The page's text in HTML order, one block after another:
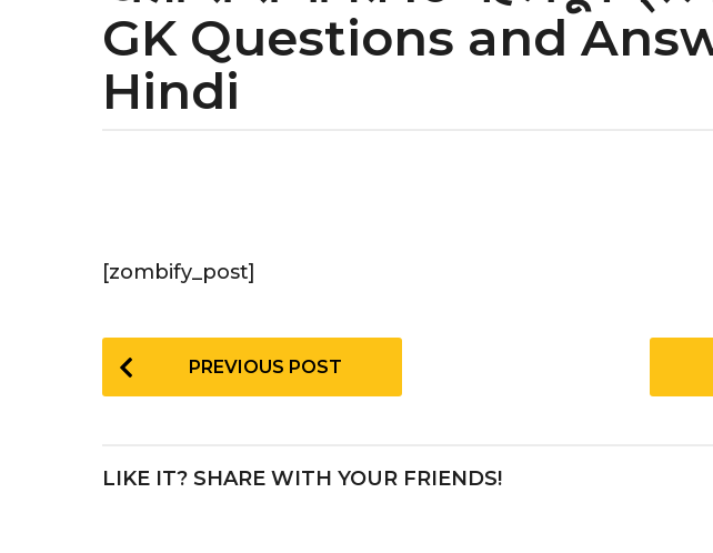
a
r
e
a
GK Questions and
Hindi
[zombify_post]
P
o
t
PREVIOUS POST
LIKE IT? SHARE WITH YOUR FRIENDS!